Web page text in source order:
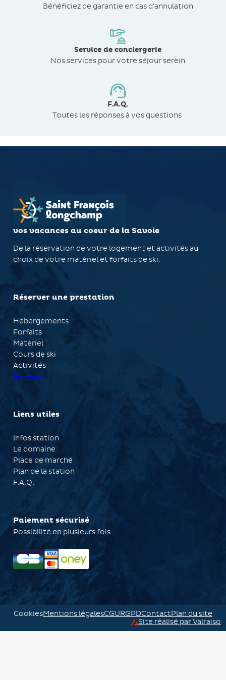
Bénéficiez de garantie en cas d'annulation
Service de conciergerie
Nos services pour votre séjour serein
F.A.Q.
Toutes les réponses à vos questions
vos vacances au coeur de la Savoie
De la réservation de votre logement et activités au
choix de votre matériel et forfaits de ski.
Réserver une prestation
Hébergements
Forfaits
Matériel
Cours de ski
Activités
Services
Liens utiles
Infos station
Le domaine
Place de marché
Plan de la station
F.A.Q.
Paiement sécurisé
Possibilité en plusieurs fois
CookiesMentions légalesCGURGPDContactPlan du site
Valraiso
Site réalisé par Valraiso